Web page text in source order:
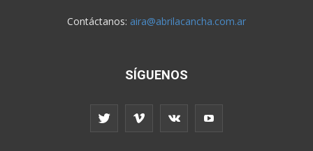
Contáctanos: aira@abrilacancha.com.ar
SÍGUENOS